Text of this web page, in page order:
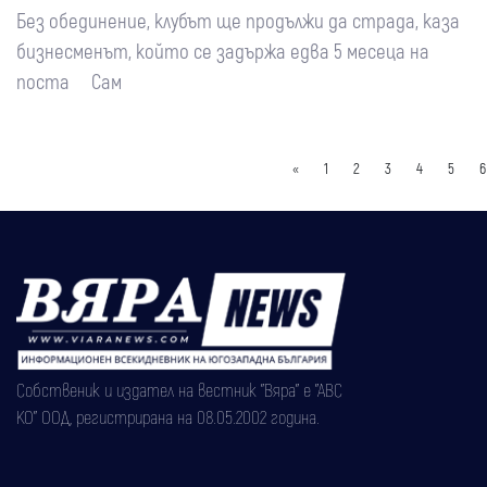
Без обединение, клубът ще продължи да страда, каза
бизнесменът, който се задържа едва 5 месеца на
поста Сам
« 1 2 3 4 5 6
Собственик и издател на вестник "Вяра" е "АВС
КО" ООД, регистрирана на 08.05.2002 година.